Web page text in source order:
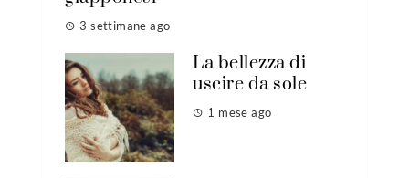
3 settimane ago
La bellezza di
uscire da sole
1 mese ago